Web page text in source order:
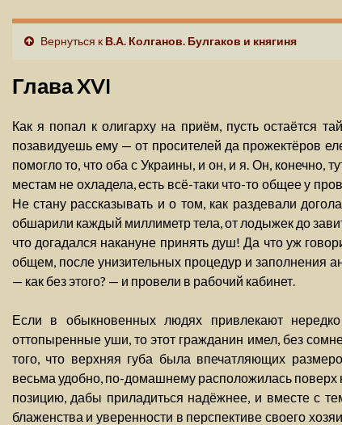
Вернуться к В.А. Колганов. Булгаков и княгиня
Глава XVI
Как я попал к олигарху на приём, пусть остаётся
позавидуешь ему — от просителей да прожектёров
помогло то, что оба с Украины, и он, и я. Он, конечно,
местам не охладела, есть всё-таки что-то общее у
Не стану рассказывать и о том, как раздевали
обшарили каждый миллиметр тела, от лодыжек до
что догадался накануне принять душ! Да что уж
общем, после унизительных процедур и заполнения
— как без этого? — и провели в рабочий кабинет.
Если в обыкновенных людях привлекают
оттопыренные уши, то этот гражданин имел, без
того, что верхняя губа была впечатляющих
весьма удобно, по-домашнему расположилась поверх
позицию, дабы приладиться надёжнее, и вместе с
блаженства и уверенности в перспективе своего